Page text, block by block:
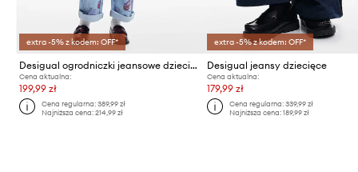
extra -5% z kodem: OFF*
Desigual ogrodniczki jeansowe dziecięce
Cena aktualna:
199,99 zł
Cena regularna:389,99 zł
Najniższa cena:214,99 zł
extra -5% z kodem: OFF*
Desigual jeansy dziecięce
Cena aktualna:
179,99 zł
Cena regularna: 339,99 zł
Najniższa cena: 189,99 zł